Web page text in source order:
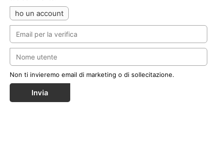
ho un account
Non ti invieremo email di marketing o di sollecitazione.
Invia